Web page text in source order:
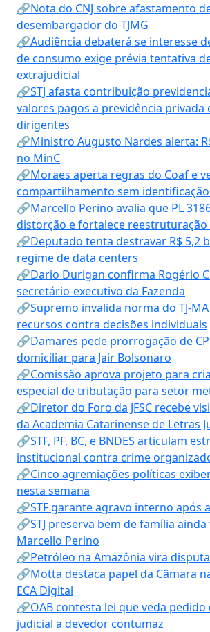
🔗Nota do CNJ sobre afastamento
desembargador do TJMG
🔗Audiência debaterá se interesse
de consumo exige prévia tentativa
extrajudicial
🔗STJ afasta contribuição
valores pagos a previdência privada
dirigentes
🔗Ministro Augusto Nardes alerta:
no MinC
🔗Moraes aperta regras do Coaf e
compartilhamento sem
🔗Marcello Perino avalia que PL
distorção e fortalece reestruturação
🔗Deputado tenta destravar R$ 5,2
regime de data centers
🔗Dario Durigan confirma Rogério
secretário-executivo da Fazenda
🔗Supremo invalida norma do TJ-
recursos contra decisões individuais
🔗Damares pede prorrogação de
domiciliar para Jair Bolsonaro
🔗Comissão aprova projeto para
especial de tributação para setor
🔗Diretor do Foro da JFSC recebe
da Academia Catarinense de Letras
🔗STF, PF, BC, e BNDES articulam
institucional contra crime
🔗Cinco agremiações políticas
nesta semana
🔗STF garante agravo interno após
🔗STJ preserva bem de família
Marcello Perino
🔗Petróleo na Amazônia vira
🔗Motta destaca papel da Câmara
ECA Digital
🔗OAB contesta lei que veda
judicial a devedor contumaz